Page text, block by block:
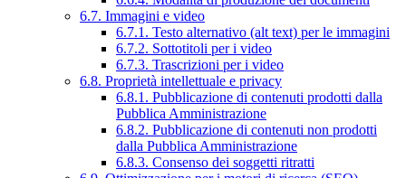
6.7. Immagini e video
6.7.1. Testo alternativo (alt text) per le immagini
6.7.2. Sottotitoli per i video
6.7.3. Trascrizioni per i video
6.8. Proprietà intellettuale e privacy
6.8.1. Pubblicazione di contenuti prodotti dalla
Pubblica Amministrazione
6.8.2. Pubblicazione di contenuti non prodotti
dalla Pubblica Amministrazione
6.8.3. Consenso dei soggetti ritratti